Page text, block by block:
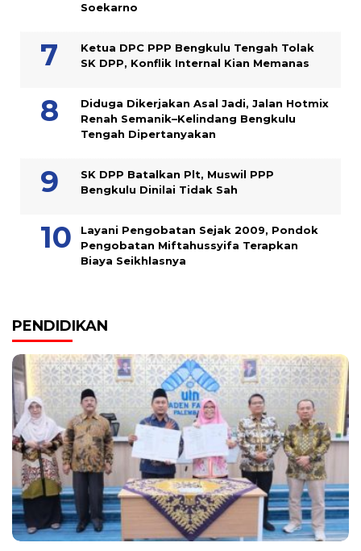
Soekarno
Ketua DPC PPP Bengkulu Tengah Tolak
SK DPP, Konflik Internal Kian Memanas
Diduga Dikerjakan Asal Jadi, Jalan Hotmix
Renah Semanik–Kelindang Bengkulu
Tengah Dipertanyakan
SK DPP Batalkan Plt, Muswil PPP
Bengkulu Dinilai Tidak Sah
Layani Pengobatan Sejak 2009, Pondok
Pengobatan Miftahussyifa Terapkan
Biaya Seikhlasnya
PENDIDIKAN